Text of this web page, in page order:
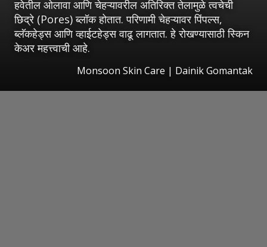
हवेतील ओलावा आणि चेहऱ्यावरील अतिरिक्त तेलामुळे त्वचेची
छिद्रे (Pores) ब्लॉक होतात. परिणामी चेहऱ्यावर पिंपल्स,
ब्लॅकहेड्स आणि व्हाईटहेड्स वाढू लागतात. हे रोखण्यासाठी स्किन
केअर महत्त्वाची आहे.
Monsoon Skin Care | Dainik Gomantak